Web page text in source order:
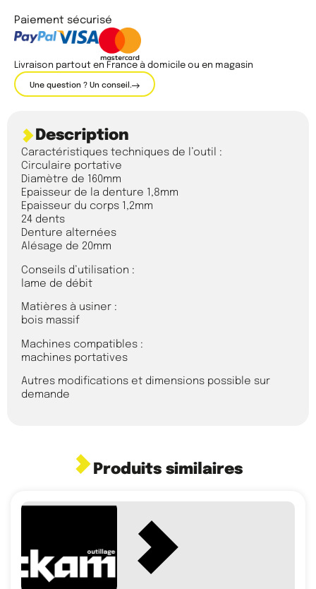
Paiement sécurisé
Livraison partout en France à domicile ou en magasin
Une question ? Un conseil.
Description
Caractéristiques techniques de l’outil :
Circulaire portative
Diamètre de 160mm
Epaisseur de la denture 1,8mm
Epaisseur du corps 1,2mm
24 dents
Denture alternées
Alésage de 20mm
Conseils d’utilisation :
lame de débit
Matières à usiner :
bois massif
Machines compatibles :
machines portatives
Autres modifications et dimensions possible sur
demande
Produits similaires